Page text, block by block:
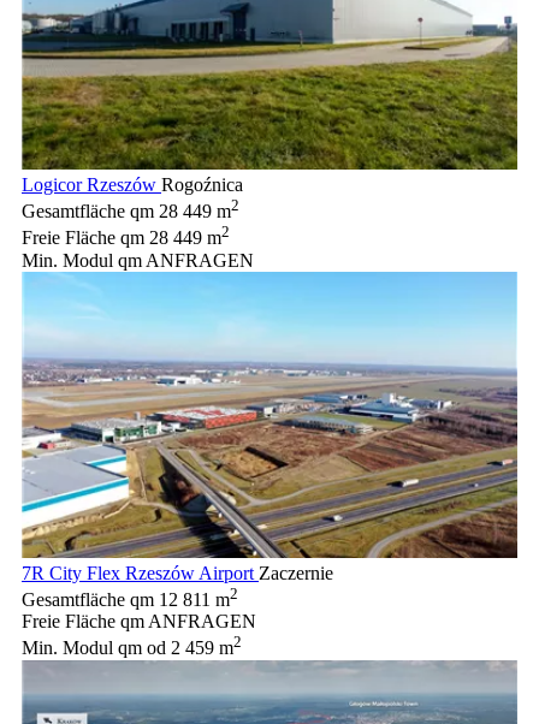
Logicor Rzeszów Rogoźnica
Gesamtfläche qm 28 449 m2
Freie Fläche qm 28 449 m2
Min. Modul qm ANFRAGEN
7R City Flex Rzeszów Airport Zaczernie
Gesamtfläche qm 12 811 m2
Freie Fläche qmANFRAGEN
Min. Modul qm od 2 459 m2